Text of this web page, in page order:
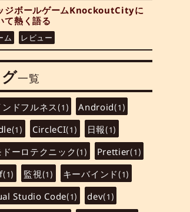
ジボールゲームKnockoutCityに
て熱く語る
ム レビュー
一覧
ンドフルネス (1) Android(1)
(1) CircleCI(1) 日報(1)
ドーロテクニック (1) Prettier(1)
(1) 監視 (1) キーバインド (1)
Studio Code(1) dev(1)